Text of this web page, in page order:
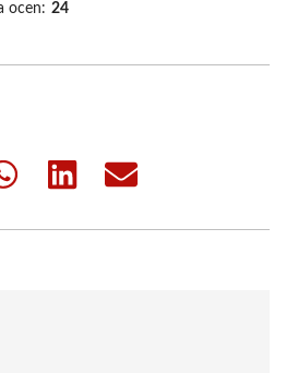
ocen: 24
Share
Share
Share